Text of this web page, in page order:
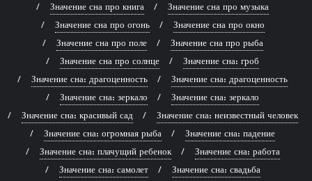
Значение сна про книга
Значение сна про музыка
Значение сна про огонь
Значение сна про окно
Значение сна про поле
Значение сна про рыба
Значение сна про солнце
Значение сна: гроб
Значение сна: драгоценность
Значение сна: драгоценность
Значение сна: зеркало
Значение сна: зеркало
Значение сна: красивый сад
Значение сна: неизвестный человек
Значение сна: огромная рыба
Значение сна: падение
Значение сна: плачущий ребенок
Значение сна: работа
Значение сна: самолет
Значение сна: свадьба